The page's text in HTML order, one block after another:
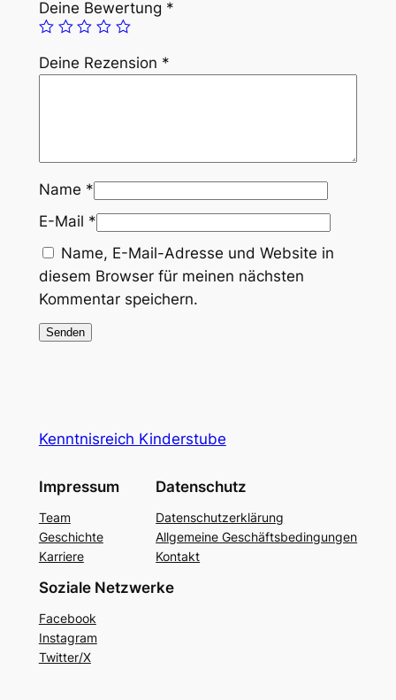
Deine Bewertung *
Deine Rezension *
Name *
E-Mail *
Name, E-Mail-Adresse und Website in
diesem Browser für meinen nächsten
Kommentar speichern.
Kenntnisreich Kinderstube
Impressum
Team
Geschichte
Karriere
Datenschutz
Datenschutzerklärung
Allgemeine Geschäftsbedingungen
Kontakt
Soziale Netzwerke
Facebook
Instagram
Twitter/X